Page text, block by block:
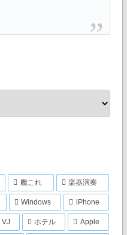
艦これ 楽器演奏
Windows iPhone
VJ ホテル Apple